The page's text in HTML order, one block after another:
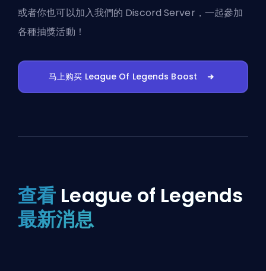
或者你也可以加入我們的 Discord Server ，一起參加
各種抽獎活動！
马上购买 League Of Legends Boost
查看 League of Legends
最新消息